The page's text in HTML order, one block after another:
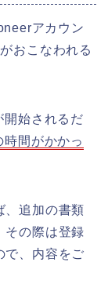
アカウン
おこなわれる
開始されるだ
間がかかっ
、追加の書類
その際は登録
で、内容をご